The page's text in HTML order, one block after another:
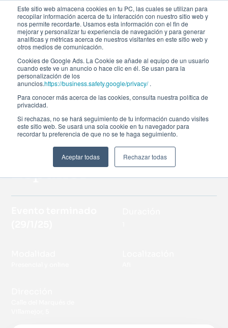
Este sitio web almacena cookies en tu PC, las cuales se utilizan para
recopilar información acerca de tu interacción con nuestro sitio web y
nos permite recordarte. Usamos esta información con el fin de
mejorar y personalizar tu experiencia de navegación y para generar
analíticas y métricas acerca de nuestros visitantes en este sitio web y
otros medios de comunicación.
Cookies de Google Ads. La Cookie se añade al equipo de un usuario
cuando este ve un anuncio o hace clic en él. Se usan para la
personalización de los
anuncios.https://business.safety.google/privacy/.
Para conocer más acerca de las cookies, consulta nuestra política de
privacidad.
Si rechazas, no se hará seguimiento de tu información cuando visites
este sitio web. Se usará una sola cookie en tu navegador para
recordar tu preferencia de que no se te haga seguimiento.
Aceptar todas Rechazar todas
Todos los eventos
Presentación de la 9ª
edición de la Guía del
Sistema Financiero
Español